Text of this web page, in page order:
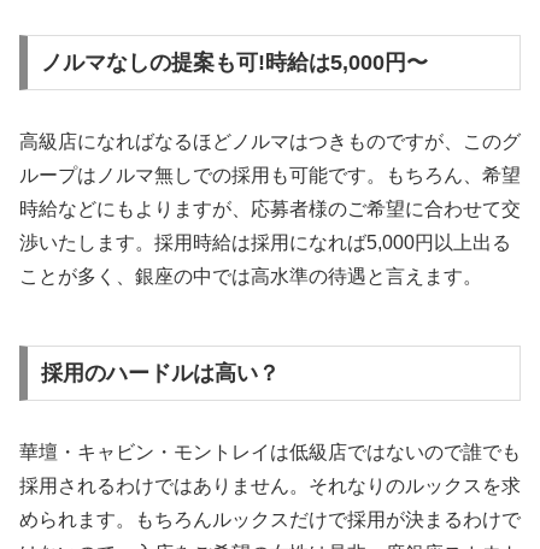
ノルマなしの提案も可!時給は5,000円〜
高級店になればなるほどノルマはつきものですが、このグ
ループはノルマ無しでの採用も可能です。もちろん、希望
時給などにもよりますが、応募者様のご希望に合わせて交
渉いたします。採用時給は採用になれば5,000円以上出る
ことが多く、銀座の中では高水準の待遇と言えます。
採用のハードルは高い？
華壇・キャビン・モントレイは低級店ではないので誰でも
採用されるわけではありません。それなりのルックスを求
められます。もちろんルックスだけで採用が決まるわけで